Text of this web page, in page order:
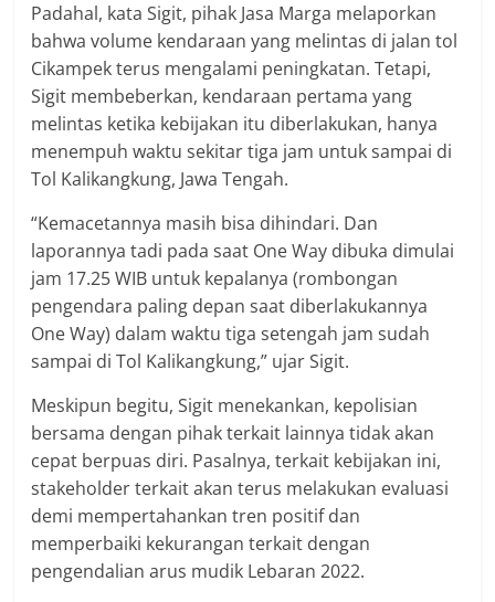
Padahal, kata Sigit, pihak Jasa Marga melaporkan
bahwa volume kendaraan yang melintas di jalan tol
Cikampek terus mengalami peningkatan. Tetapi,
Sigit membeberkan, kendaraan pertama yang
melintas ketika kebijakan itu diberlakukan, hanya
menempuh waktu sekitar tiga jam untuk sampai di
Tol Kalikangkung, Jawa Tengah.
“Kemacetannya masih bisa dihindari. Dan
laporannya tadi pada saat One Way dibuka dimulai
jam 17.25 WIB untuk kepalanya (rombongan
pengendara paling depan saat diberlakukannya
One Way) dalam waktu tiga setengah jam sudah
sampai di Tol Kalikangkung,” ujar Sigit.
Meskipun begitu, Sigit menekankan, kepolisian
bersama dengan pihak terkait lainnya tidak akan
cepat berpuas diri. Pasalnya, terkait kebijakan ini,
stakeholder terkait akan terus melakukan evaluasi
demi mempertahankan tren positif dan
memperbaiki kekurangan terkait dengan
pengendalian arus mudik Lebaran 2022.